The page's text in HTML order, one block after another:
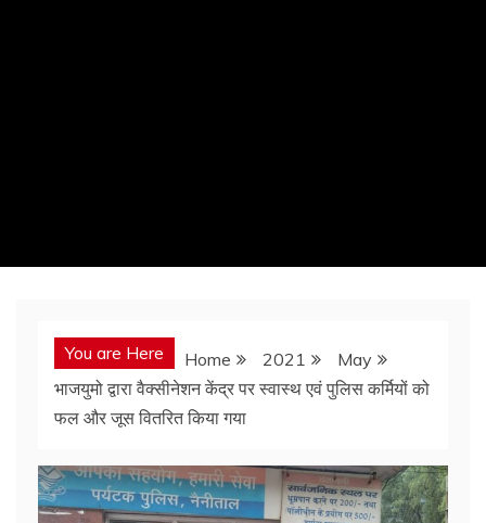
You are Here Home 2021
May
भाजयुमो द्वारा वैक्सीनेशन केंद्र पर स्वास्थ एवं पुलिस कर्मियों को
फल और जूस वितरित किया गया